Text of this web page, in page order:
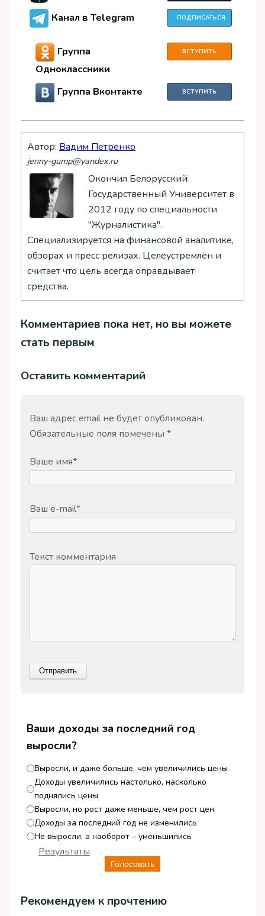
Канал в Telegram ПОДПИСАТЬСЯ
Группа
Одноклассники
ВСТУПИТЬ
Группа Вконтакте ВСТУПИТЬ
Автор: Вадим Петренко
jenny-gump@yandex.ru
Окончил Белорусский
Государственный Университет в
2012 году по специальности
"Журналистика".
Специализируется на финансовой аналитике,
обзорах и пресс релизах. Целеустремлён и
считает что цель всегда оправдывает
средства.
Комментариев пока нет, но вы можете
стать первым
Оставить комментарий
Ваш адрес email не будет опубликован.
Обязательные поля помечены *
Ваше имя*
Ваш e-mail*
Текст комментария
Ваши доходы за последний год
выросли?
Выросли, и даже больше, чем увеличились цены
Доходы увеличились настолько, насколько
поднялись цены
Выросли, но рост даже меньше, чем рост цен
Доходы за последний год не изменились
Не выросли, а наоборот – уменьшились
Голосовать
Результаты
Рекомендуем к прочтению